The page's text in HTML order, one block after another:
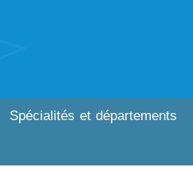
Spécialités et départements